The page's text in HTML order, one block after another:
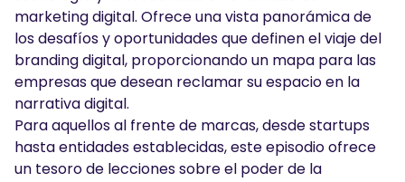
marketing digital. Ofrece una vista panorámica de
los desafíos y oportunidades que definen el viaje del
branding digital, proporcionando un mapa para las
empresas que desean reclamar su espacio en la
narrativa digital.
Para aquellos al frente de marcas, desde startups
hasta entidades establecidas, este episodio ofrece
un tesoro de lecciones sobre el poder de la